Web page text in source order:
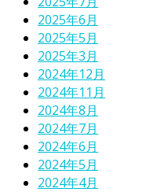
2025年6月
2025年5月
2025年3月
2024年12月
2024年11月
2024年8月
2024年7月
2024年6月
2024年5月
2024年4月